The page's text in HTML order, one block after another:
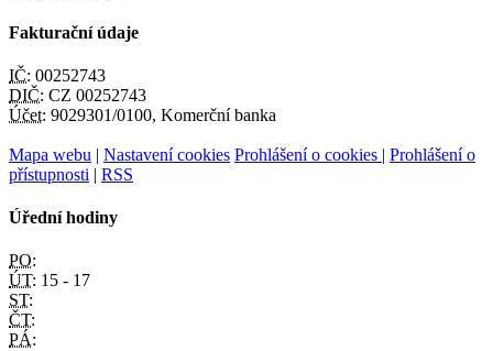
Fakturační údaje
IČ: 00252743
DIČ: CZ 00252743
Účet: 9029301/0100, Komerční banka
Mapa webu | Nastavení cookies Prohlášení o cookies | Prohlášení o
přístupnosti | RSS
Úřední hodiny
PO:
ÚT: 15 - 17
ST:
ČT:
PÁ: